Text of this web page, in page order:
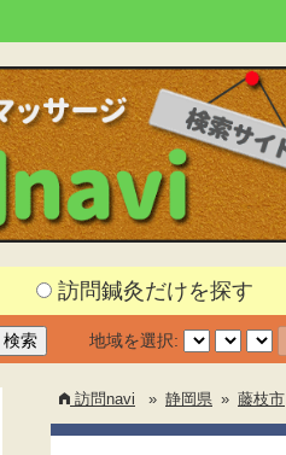
訪問鍼灸だけを探す
地域を選択:
訪問navi » 静岡県 » 藤枝市